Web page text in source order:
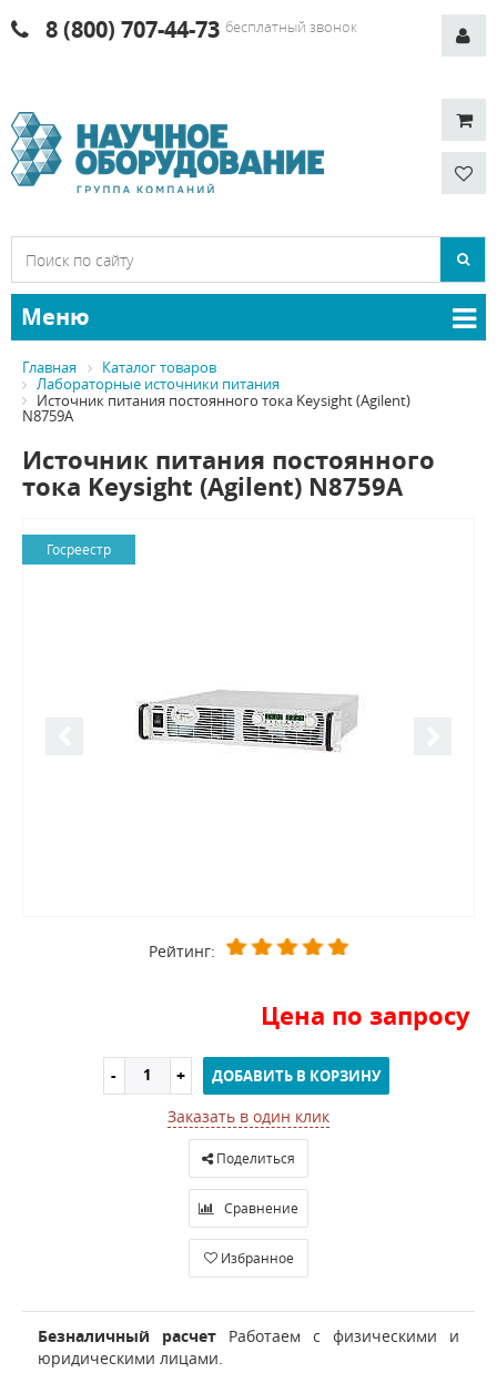
8 (800) 707-44-73 бесплатный звонок
Меню
Главная
Каталог товаров
Лабораторные источники питания
Источник питания постоянного тока Keysight (Agilent)
N8759A
Источник питания постоянного
тока Keysight (Agilent) N8759A
Госреестр
Рейтинг:
Цена по запросу
ДОБАВИТЬ В КОРЗИНУ
Заказать в один клик
Поделиться
Сравнение
Избранное
Безналичный расчет Работаем с физическими и
юридическими лицами.